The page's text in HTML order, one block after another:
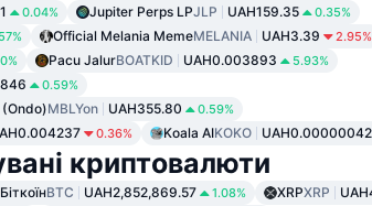
0.04% Jupiter Perps LPJLP UAH159.35 0.35%
Official Melania MemeMELANIA UAH3.39 2.95%
Pacu JalurBOATKID UAH0.003893 5.93%
0.59%
MBLYon UAH355.80 0.59%
0.36% Koala AIKOKO
криптовалюти
БіткоїнBTC UAH2,852,869.57 1.08% XRPXRP